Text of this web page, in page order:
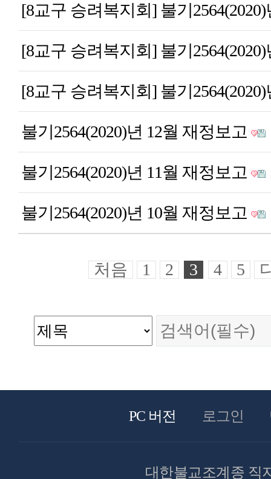
[8교구 승려복지회] 불기
[8교구 승려복지회] 불기
[8교구 승려복지회] 불기
불기2564(2020)년 12월 재정보고
불기2564(2020)년 11월 재정보고
불기2564(2020)년 10월 재정보고
처음 1 2 3 4 5
PC 버전 로그인
대한불교조계종 직